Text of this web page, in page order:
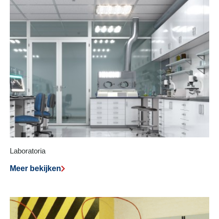
Laboratoria
Meer bekijken